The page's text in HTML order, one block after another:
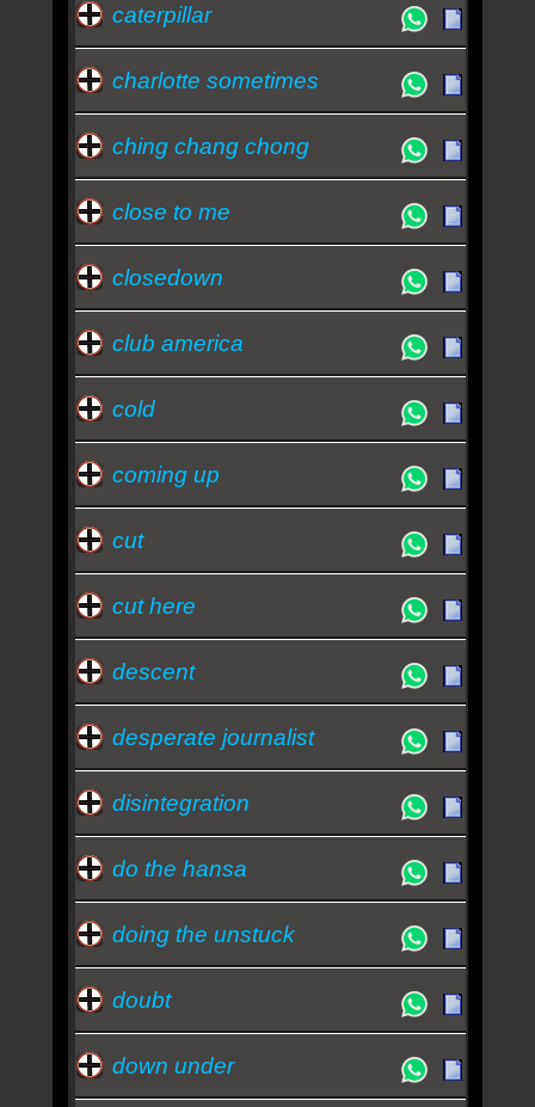
caterpillar
charlotte sometimes
ching chang chong
close to me
closedown
club america
cold
coming up
cut
cut here
descent
desperate journalist
disintegration
do the hansa
doing the unstuck
doubt
down under